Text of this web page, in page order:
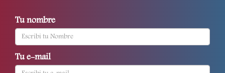
Tu nombre
Tu e-mail